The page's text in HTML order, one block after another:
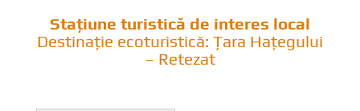
Stațiune turistică de interes local
Destinație ecoturistică: Țara Hațegului
– Retezat